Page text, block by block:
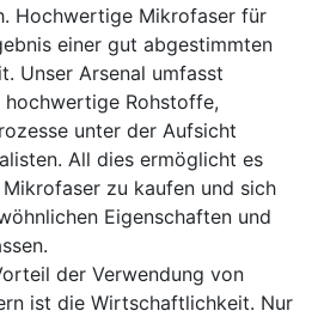
Hochwertige Mikrofaser für
einer gut abgestimmten
Unser Arsenal umfasst
hochwertige Rohstoffe,
unter der Aufsicht
All dies ermöglicht es
zu kaufen und sich
Eigenschaften und
der Verwendung von
ist die Wirtschaftlichkeit. Nur